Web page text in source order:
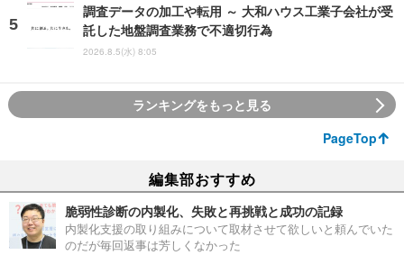
調査データの加工や転用 ～ 大和ハウス工業子会社が受
託した地盤調査業務で不適切行為
2026.8.5(水) 8:05
ランキングをもっと見る
PageTop
編集部おすすめ
脆弱性診断の内製化、失敗と再挑戦と成功の記録
内製化支援の取り組みについて取材させて欲しいと頼んでいた
のだが毎回返事は芳しくなかった